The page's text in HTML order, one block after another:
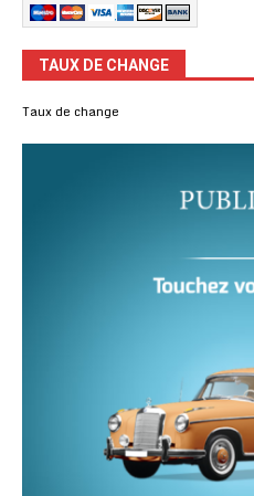
TAUX DE CHANGE
Taux de change